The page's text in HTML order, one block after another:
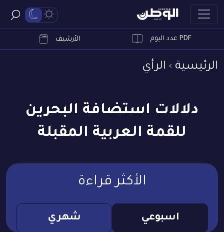
PDF عدد اليوم الأرشيف
الرئيسية الرأي
دلالات استضافة البحرين
للقمة العربية المقبلة
الأكثر قراءة
اسبوعي شهري